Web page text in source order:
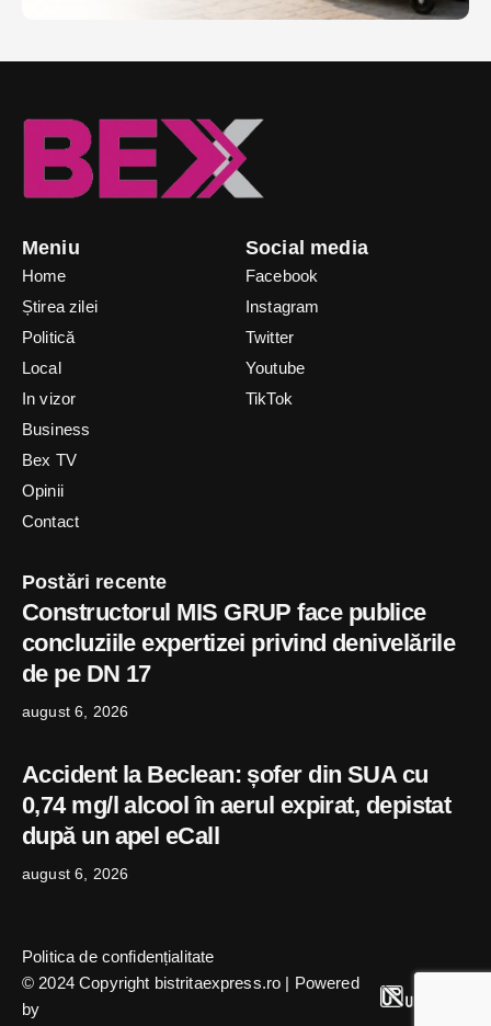
Meniu
Home
Știrea zilei
Politică
Local
In vizor
Business
Bex TV
Opinii
Contact
Social media
Facebook
Instagram
Twitter
Youtube
TikTok
Postări recente
Constructorul MIS GRUP face publice
concluziile expertizei privind denivelările
de pe DN 17
august 6, 2026
Accident la Beclean: șofer din SUA cu
0,74 mg/l alcool în aerul expirat, depistat
după un apel eCall
august 6, 2026
© 2024 Copyright bistritaexpress.ro | Powered
by
Politica de confidențialitate